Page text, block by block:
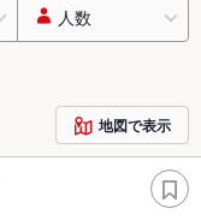
人数
地図で表示